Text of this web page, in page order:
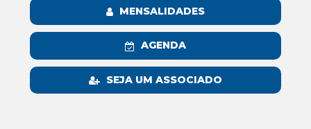
MENSALIDADES
AGENDA
SEJA UM ASSOCIADO